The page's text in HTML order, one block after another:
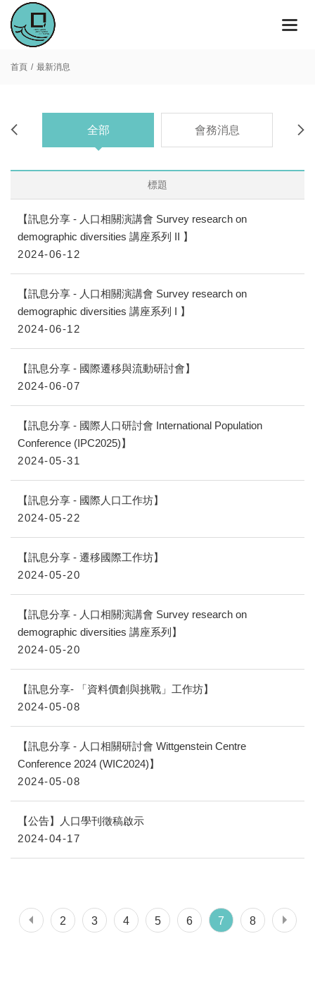
首頁 最新消息
全部 會務消息
標題
【訊息分享 - 人口相關演講會 Survey research on
demographic diversities 講座系列 II 】
2024-06-12
【訊息分享 - 人口相關演講會 Survey research on
demographic diversities 講座系列 I 】
2024-06-12
【訊息分享 - 國際遷移與流動研討會】
2024-06-07
【訊息分享 - 國際人口研討會 International Population
Conference (IPC2025)】
2024-05-31
【訊息分享 - 國際人口工作坊】
2024-05-22
【訊息分享 - 遷移國際工作坊】
2024-05-20
【訊息分享 - 人口相關演講會 Survey research on
demographic diversities 講座系列】
2024-05-20
【訊息分享- 「資料價創與挑戰」工作坊】
2024-05-08
【訊息分享 - 人口相關研討會 Wittgenstein Centre
Conference 2024 (WIC2024)】
2024-05-08
【公告】人口學刊徵稿啟示
2024-04-17
2 3 4 5 6 7 8